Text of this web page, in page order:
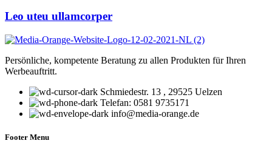
Leo uteu ullamcorper
Persönliche, kompetente Beratung zu allen Produkten für Ihren
Werbeauftritt.
Schmiedestr. 13 , 29525 Uelzen
Telefan: 0581 9735171
info@media-orange.de
Footer Menu